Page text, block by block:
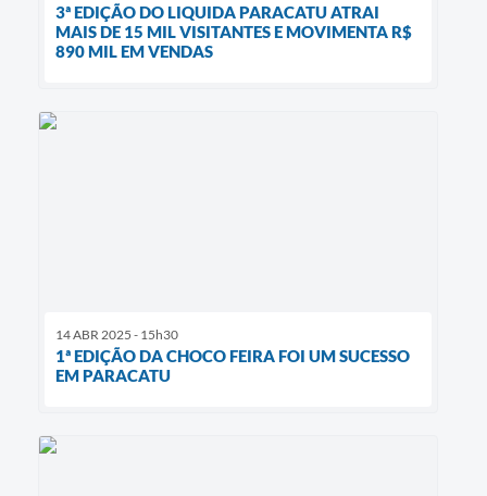
3ª EDIÇÃO DO LIQUIDA PARACATU ATRAI
MAIS DE 15 MIL VISITANTES E MOVIMENTA R$
890 MIL EM VENDAS
14 ABR 2025 - 15h30
1ª EDIÇÃO DA CHOCO FEIRA FOI UM SUCESSO
EM PARACATU